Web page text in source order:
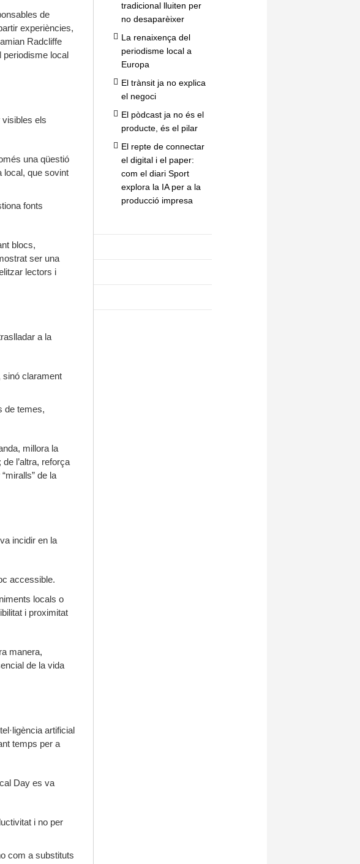
de
experiències,
Radcliffe
periodisme local
els
una qüestió
local, que sovint
fonts
blocs,
ser una
lectors i
a la
sinó clarament
de temes,
millora la
l’altra, reforça
de la
incidir en la
accessible.
locals o
i proximitat
manera,
de la vida
artificial
temps per a
Day es va
i no per
com a substituts
tradicional lluiten per
no desaparèixer
La renaixença del
periodisme local a
Europa
El trànsit ja no explica
el negoci
El pòdcast ja no és el
producte, és el pilar
El repte de connectar
el digital i el paper:
com el diari Sport
explora la IA per a la
producció impresa